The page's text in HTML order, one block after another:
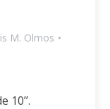
M. Olmos